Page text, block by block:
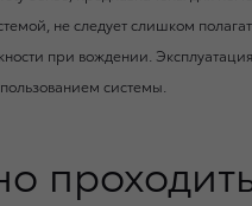
не следует слишком
при вождении.
системы.